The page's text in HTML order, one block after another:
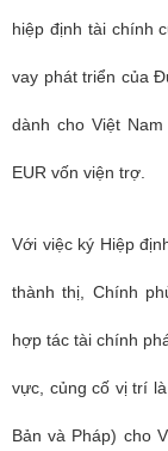
hiệp định tài chính
vay phát triển của
dành cho Việt
EUR vốn viện trợ.
Với việc ký Hiệp
thành thị , Chính
hợp tác tài chính
vực, củng cố vị trí
Bản và Pháp) cho